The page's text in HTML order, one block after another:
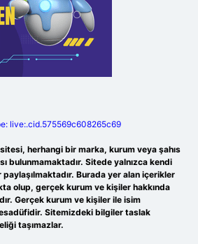
live:.cid.575569c608265c69
herhangi bir marka, kurum veya şahıs
bulunmamaktadır. Sitede yalnızca kendi
paylaşılmaktadır. Burada yer alan içerikler
olup, gerçek kurum ve kişiler hakkında
Gerçek kurum ve kişiler ile isim
Sitemizdeki bilgiler taslak
taşımazlar.